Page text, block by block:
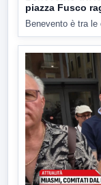
piazza Fusco
Benevento è tra le